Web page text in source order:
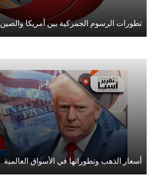
تطورات الرسوم الجمركية بين أمريكا والصين
أسعار الذهب وتطوراتها في الأسواق العالمية